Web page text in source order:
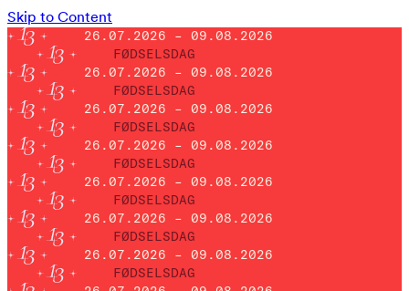
Skip to Content
26.07.2026 – 09.08.2026
FØDSELSDAG
26.07.2026 – 09.08.2026
FØDSELSDAG
26.07.2026 – 09.08.2026
FØDSELSDAG
26.07.2026 – 09.08.2026
FØDSELSDAG
26.07.2026 – 09.08.2026
FØDSELSDAG
26.07.2026 – 09.08.2026
FØDSELSDAG
26.07.2026 – 09.08.2026
FØDSELSDAG